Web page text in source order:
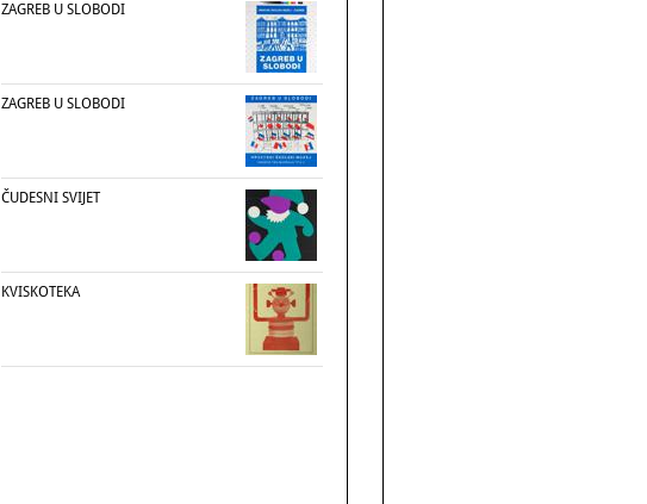
ZAGREB U SLOBODI
ZAGREB U SLOBODI
ČUDESNI SVIJET
KVISKOTEKA